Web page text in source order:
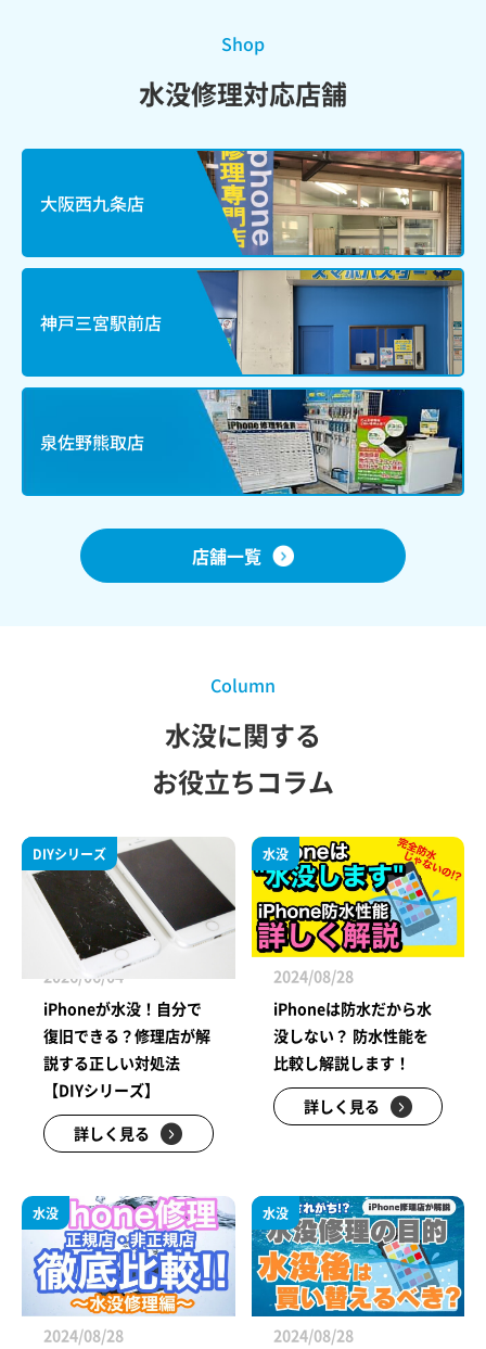
Shop
水没修理対応店舗
大阪西九条店
神戸三宮駅前店
泉佐野熊取店
店舗一覧
Column
水没に関する
お役立ちコラム
水没
修理方法
DIYシリーズ
2026/06/04
iPhoneが水没！自分で
復旧できる？修理店が解
説する正しい対処法
【DIYシリーズ】
詳しく見る
水没
2024/08/28
iPhoneは防水だから水
没しない？ 防水性能を
比較し解説します！
詳しく見る
水没
2024/08/28
水没
2024/08/28